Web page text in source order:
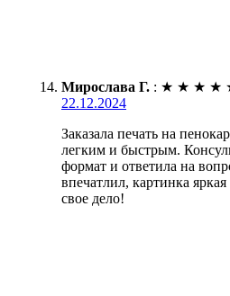
Мирослава Г. : ★ ★ ★ ★
22.12.2024
Заказала печать на
легким и быстрым.
формат и ответила на
впечатлил, картинка
свое дело!